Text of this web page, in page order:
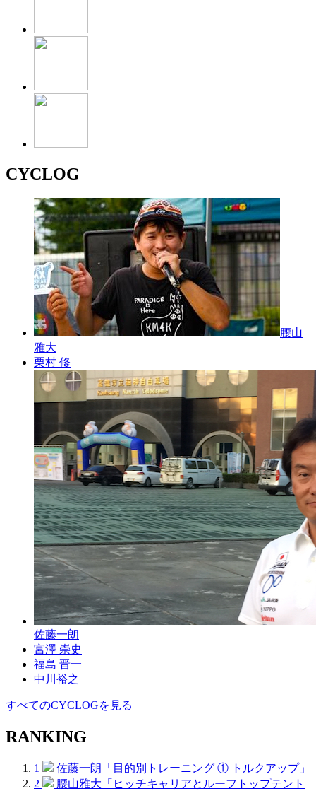
CYCLOG
腰山
雅大
栗村 修
佐藤一朗
宮澤 崇史
福島 晋一
中川裕之
すべてのCYCLOGを見る
RANKING
1
佐藤一朗「目的別トレーニング ① トルクアップ」
2
腰山雅大「ヒッチキャリアとルーフトップテント